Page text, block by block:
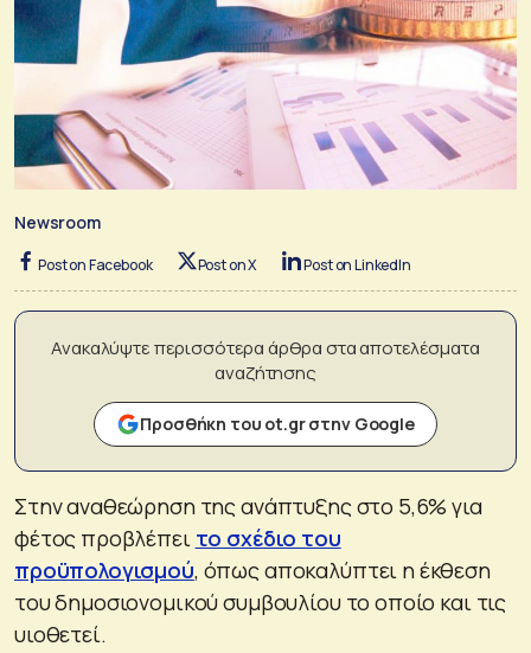
Newsroom
Post on Facebook Post on X Post on LinkedIn
Ανακαλύψτε περισσότερα άρθρα στα αποτελέσματα
αναζήτησης
Προσθήκη του ot.gr στην Google
Στην αναθεώρηση της ανάπτυξης στο 5,6% για
φέτος προβλέπει το σχέδιο του
προϋπολογισμού, όπως αποκαλύπτει η έκθεση
του δημοσιονομικού συμβουλίου το οποίο και τις
υιοθετεί.